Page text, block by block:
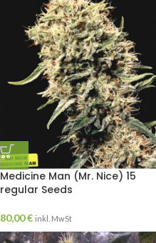
Medicine Man (Mr. Nice) 15
regular Seeds
80,00€ inkl. MwSt